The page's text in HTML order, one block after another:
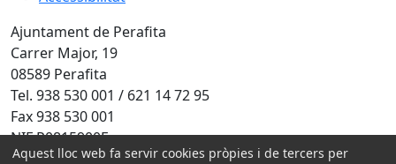
Ajuntament de Perafita
Carrer Major, 19
08589 Perafita
Tel. 938 530 001 / 621 14 72 95
Fax 938 530 001
NIF P0815900F
Aquest lloc web fa servir cookies pròpies i de tercers per